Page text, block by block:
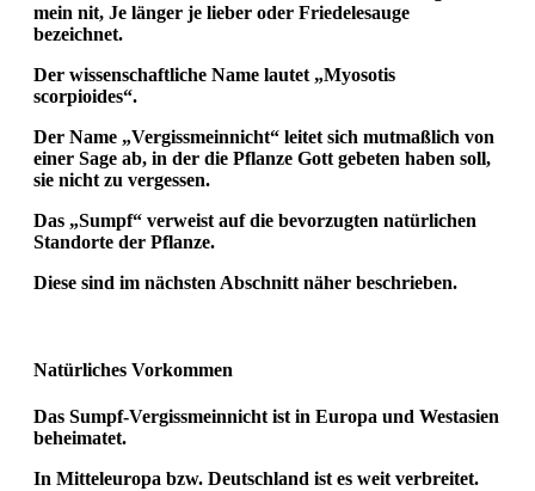
mein nit, Je länger je lieber oder Friedelesauge
bezeichnet.
Der wissenschaftliche Name lautet „Myosotis
scorpioides“.
Der Name „Vergissmeinnicht“ leitet sich mutmaßlich von
einer Sage ab, in der die Pflanze Gott gebeten haben soll,
sie nicht zu vergessen.
Das „Sumpf“ verweist auf die bevorzugten natürlichen
Standorte der Pflanze.
Diese sind im nächsten Abschnitt näher beschrieben.
Natürliches Vorkommen
Das Sumpf-Vergissmeinnicht ist in Europa und Westasien
beheimatet.
In Mitteleuropa bzw. Deutschland ist es weit verbreitet.